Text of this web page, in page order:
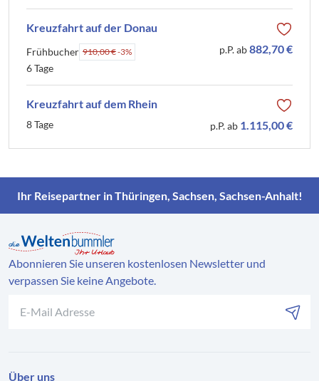
Kreuzfahrt auf der Donau
Frühbucher 910,00 €-3%
6 Tage
p.P. ab882,70 €
Kreuzfahrt auf dem Rhein
8 Tage p.P. ab 1.115,00 €
Ihr Reisepartner in Thüringen, Sachsen, Sachsen-Anhalt!
Abonnieren Sie unseren kostenlosen Newsletter und
verpassen Sie keine Angebote.
Über uns